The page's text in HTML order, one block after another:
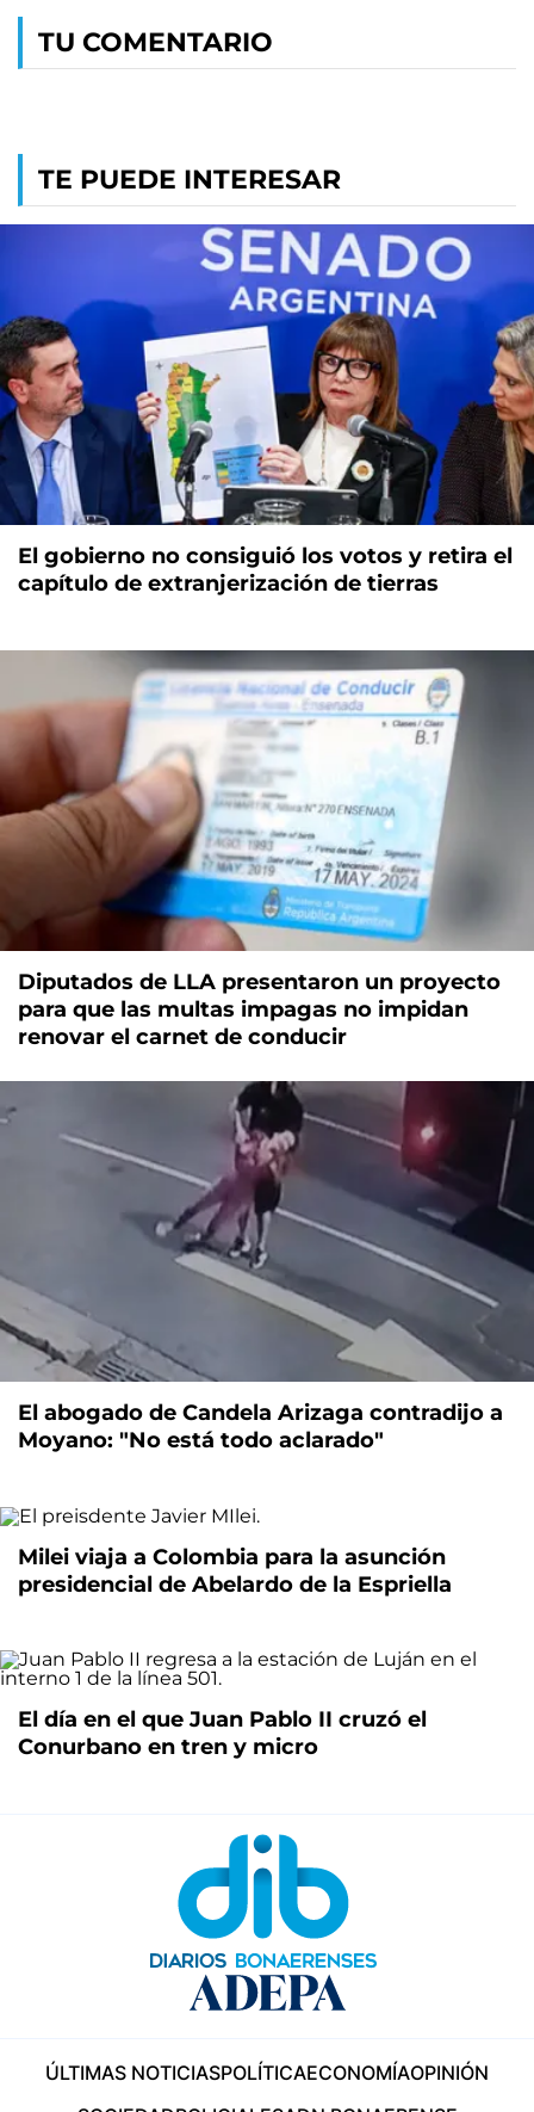
TU COMENTARIO
TE PUEDE INTERESAR
El gobierno no consiguió los votos y retira el
capítulo de extranjerización de tierras
Diputados de LLA presentaron un proyecto
para que las multas impagas no impidan
renovar el carnet de conducir
El abogado de Candela Arizaga contradijo a
Moyano: "No está todo aclarado"
Milei viaja a Colombia para la asunción
presidencial de Abelardo de la Espriella
El día en el que Juan Pablo II cruzó el
Conurbano en tren y micro
ÚLTIMAS NOTICIASPOLÍTICAECONOMÍAOPINIÓN